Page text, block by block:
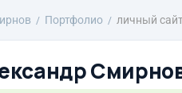
Портфолио личный